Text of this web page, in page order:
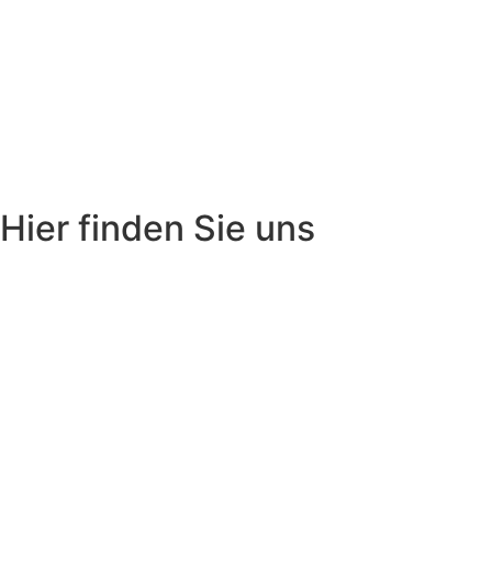
Hier finden Sie uns